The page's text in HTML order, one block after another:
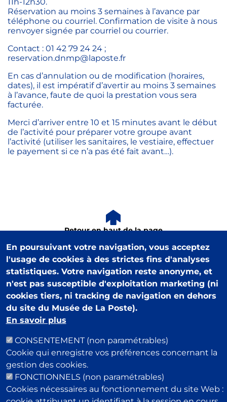
Réservation au moins 3 semaines à l’avance par
téléphone ou courriel. Confirmation de visite à nous
renvoyer signée par courriel ou courrier.
Contact : 01 42 79 24 24 ;
reservation.dnmp@laposte.fr
En cas d’annulation ou de modification (horaires,
dates), il est impératif d’avertir au moins 3 semaines
à l’avance, faute de quoi la prestation vous sera
facturée.
Merci d’arriver entre 10 et 15 minutes avant le début
de l’activité pour préparer votre groupe avant
l’activité (utiliser les sanitaires, le vestiaire, effectuer
le payement si ce n’a pas été fait avant…).
Retour en haut de la page
Musée Postal
34 Boulevard de Vaugirard
Pour rester informé de notre actualité : newsletter,
événements, offres boutique…
Email
En poursuivant votre navigation, vous acceptez
l'usage de cookies à des strictes fins d'analyses
statistiques. Votre navigation reste anonyme, et
n'est pas susceptible d'exploitation marketing (ni
cookies tiers, ni tracking de navigation en dehors
du site du Musée de La Poste).
En savoir plus
CONSENTEMENT (non paramétrables)
Cookie qui enregistre vos préférences concernant la
gestion des cookies.
FONCTIONNELS (non paramétrables)
Cookies nécessaires au fonctionnement du site Web :